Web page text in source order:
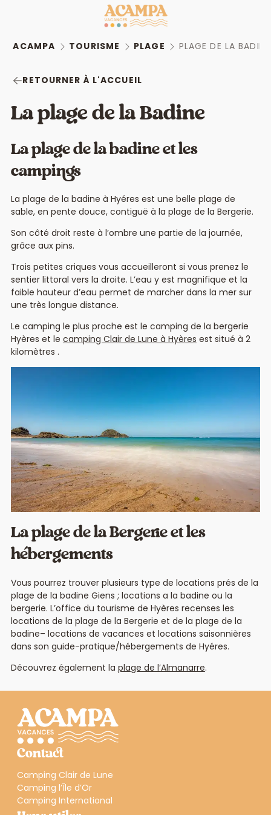
ACAMPA TOURISME PLAGE PLAGE DE LA BADINE
RETOURNER À L'ACCUEIL
La plage de la Badine
La plage de la badine et les
campings
La plage de la badine à Hyéres est une belle plage de
sable, en pente douce, contiguë à la plage de la Bergerie.
Son côté droit reste à l’ombre une partie de la journée,
grâce aux pins.
Trois petites criques vous accueilleront si vous prenez le
sentier littoral vers la droite. L’eau y est magnifique et la
faible hauteur d’eau permet de marcher dans la mer sur
une très longue distance.
Le camping le plus proche est le camping de la bergerie
Hyères et le camping Clair de Lune à Hyères est situé à 2
kilomètres .
La plage de la Bergerie et les
hébergements
Vous pourrez trouver plusieurs type de locations prés de la
plage de la badine Giens ; locations a la badine ou la
bergerie. L’office du tourisme de Hyères recenses les
locations de la plage de la Bergerie et de la plage de la
badine– locations de vacances et locations saisonnières
dans son guide-pratique/hébergements de Hyéres.
Découvrez également la plage de l’Almanarre.
Contact
Camping Clair de Lune
Camping l’Île d’Or
Camping International